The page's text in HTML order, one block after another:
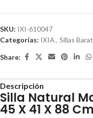
SKU: IXI-610047
Categorías: IXIA, Sillas
Share:
Descripción
Silla Natural
45 X 41 X 88 Cm